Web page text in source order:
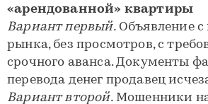
«арендованной» квартиры
Вариант первый.Объявление
рынка, без просмотров, с
срочного аванса. Документы
перевода денег продавец
Вариант второй.Мошенники